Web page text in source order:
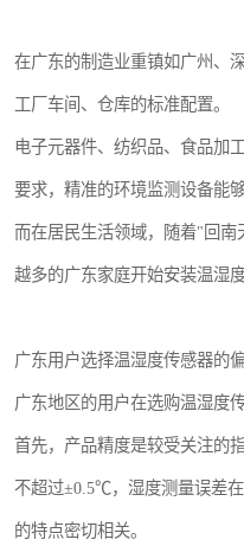
在广东的制造业重镇如广州、
工厂车间、仓库的标准配置。
电子元器件、纺织品、食品加
要求，精准的环境监测设备能
而在居民生活领域，随着"回
越多的广东家庭开始安装温湿
广东用户选择温湿度传感器的
广东地区的用户在选购温湿度
首先，产品精度是较受关注的
不超过±0.5℃，湿度测量误差
的特点密切相关。